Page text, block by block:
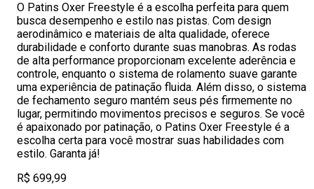
O Patins Oxer Freestyle é a escolha perfeita para quem
busca desempenho e estilo nas pistas. Com design
aerodinâmico e materiais de alta qualidade, oferece
durabilidade e conforto durante suas manobras. As rodas
de alta performance proporcionam excelente aderência e
controle, enquanto o sistema de rolamento suave garante
uma experiência de patinação fluida. Além disso, o sistema
de fechamento seguro mantém seus pés firmemente no
lugar, permitindo movimentos precisos e seguros. Se você
é apaixonado por patinação, o Patins Oxer Freestyle é a
escolha certa para você mostrar suas habilidades com
estilo. Garanta já!
R$ 699,99